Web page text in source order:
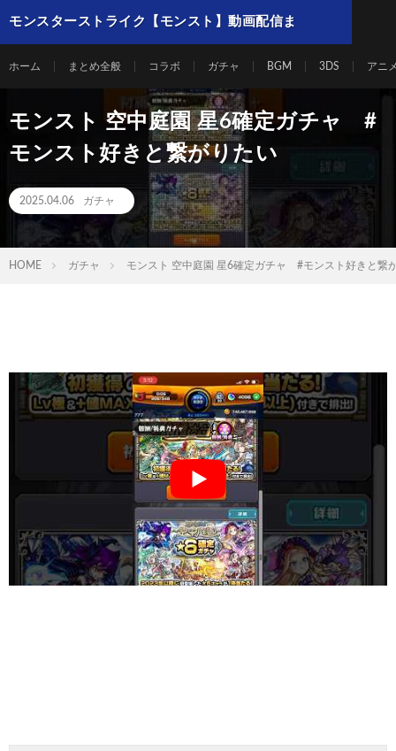
モンスターストライク【モンスト】動画配信ま
ホーム まとめ全般 コラボ ガチャ BGM 3DS アニ
モンスト 空中庭園 星6確定ガチャ #
モンスト好きと繋がりたい
2025.04.06 ガチャ
HOME ガチャ モンスト 空中庭園 星6確定ガチャ #モンスト好きと繋